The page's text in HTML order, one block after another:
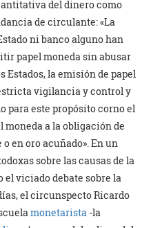
del dinero como
de circulante: «La
ni banco alguno han
papel moneda sin abusar
Estados, la emisión de papel
vigilancia y control y
para este propósito corno el
moneda a la obligación de
en oro acuñado». En un
sobre las causas de la
viciado debate sobre la
el circunspecto Ricardo
monetarista -la